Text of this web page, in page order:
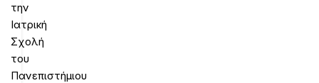
την
Ιατρική
Σχολή
του
Πανεπιστήμιου